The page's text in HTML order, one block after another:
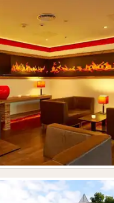
Bild
(2)
Bus Ticket
(2)
(2)